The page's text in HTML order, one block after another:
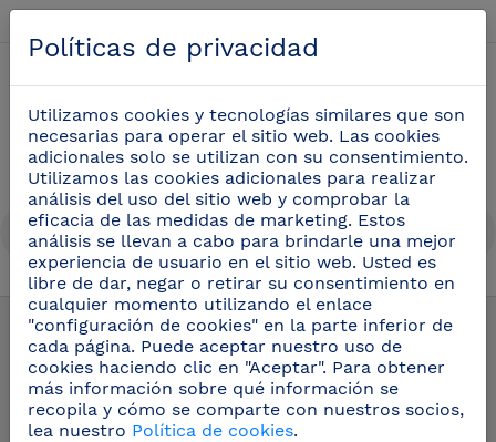
Utensilios para Servicio de mesa y barra
Políticas de privacidad
Utilizamos cookies y tecnologías similares que son
necesarias para operar el sitio web. Las cookies
adicionales solo se utilizan con su consentimiento.
Utilizamos las cookies adicionales para realizar
análisis del uso del sitio web y comprobar la
eficacia de las medidas de marketing. Estos
análisis se llevan a cabo para brindarle una mejor
experiencia de usuario en el sitio web. Usted es
libre de dar, negar o retirar su consentimiento en
cualquier momento utilizando el enlace
"configuración de cookies" en la parte inferior de
cada página. Puede aceptar nuestro uso de
cookies haciendo clic en "Aceptar". Para obtener
más información sobre qué información se
recopila y cómo se comparte con nuestros socios,
lea nuestro Política de cookies.